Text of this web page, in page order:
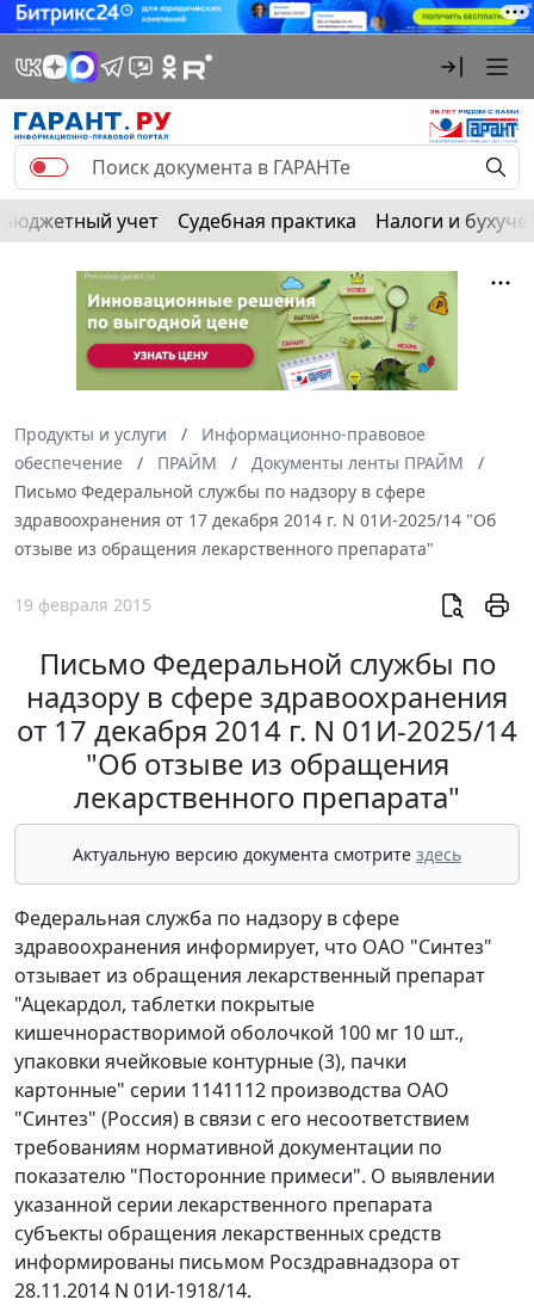
Бюджетный учет Судебная практика Налоги и
Продукты и услуги
Информационно-правовое
обеспечение
ПРАЙМ
Документы ленты ПРАЙМ
Письмо Федеральной службы по надзору в сфере
здравоохранения от 17 декабря 2014 г. N 01И-2025/14 "Об
отзыве из обращения лекарственного препарата"
19 февраля 2015
Письмо Федеральной службы по
надзору в сфере здравоохранения
от 17 декабря 2014 г. N 01И-2025/14
"Об отзыве из обращения
лекарственного препарата"
Актуальную версию документа смотрите здесь
Федеральная служба по надзору в сфере
здравоохранения информирует, что ОАО "Синтез"
отзывает из обращения лекарственный препарат
"Ацекардол, таблетки покрытые
кишечнорастворимой оболочкой 100 мг 10 шт.,
упаковки ячейковые контурные (3), пачки
картонные" серии 1141112 производства ОАО
"Синтез" (Россия) в связи с его несоответствием
требованиям нормативной документации по
показателю "Посторонние примеси". О выявлении
указанной серии лекарственного препарата
субъекты обращения лекарственных средств
информированы письмом Росздравнадзора от
28.11.2014 N 01И-1918/14.